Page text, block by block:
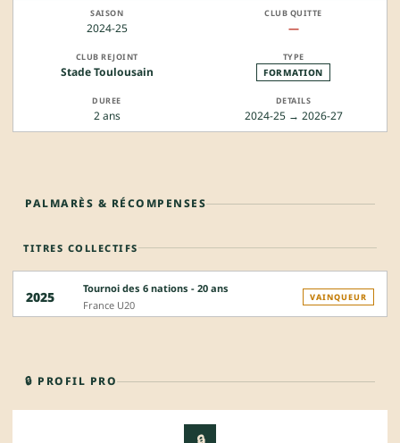
2024-25 —
Stade Toulousain FORMATION
2 ans 2024-25 → 2026-27
PALMARÈS & RÉCOMPENSES
TITRES COLLECTIFS
2025
Tournoi des 6 nations - 20 ans
France U20
VAINQUEUR
🔒 PROFIL PRO